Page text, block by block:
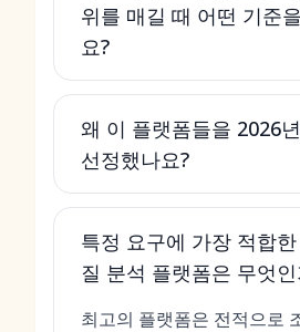
위를 매길 때 어떤 기준
요?
왜 이 플랫폼들을 2026
선정했나요?
특정 요구에 가장 적합
질 분석 플랫폼은 무엇
최고의 플랫폼은 전적으로